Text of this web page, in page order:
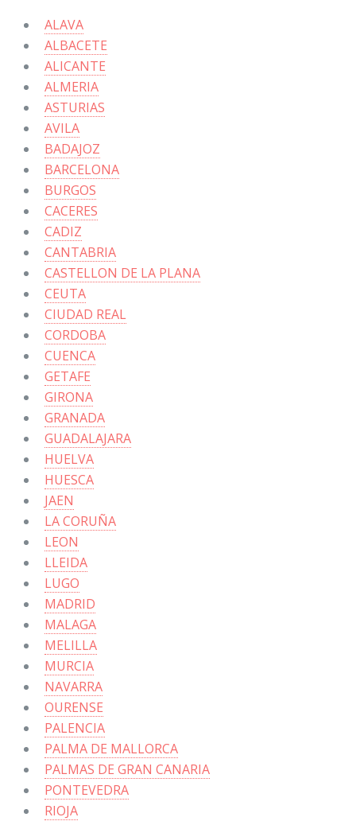
ALAVA
ALBACETE
ALICANTE
ALMERIA
ASTURIAS
AVILA
BADAJOZ
BARCELONA
BURGOS
CACERES
CADIZ
CANTABRIA
CASTELLON DE LA PLANA
CEUTA
CIUDAD REAL
CORDOBA
CUENCA
GETAFE
GIRONA
GRANADA
GUADALAJARA
HUELVA
HUESCA
JAEN
LA CORUÑA
LEON
LLEIDA
LUGO
MADRID
MALAGA
MELILLA
MURCIA
NAVARRA
OURENSE
PALENCIA
PALMA DE MALLORCA
PALMAS DE GRAN CANARIA
PONTEVEDRA
RIOJA